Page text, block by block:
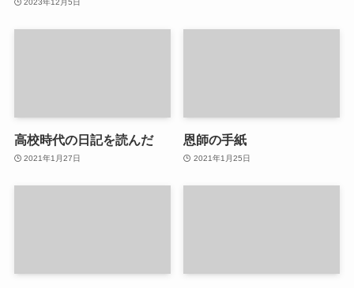
2023年12月5日
高校時代の日記を読んだ
2021年1月27日
恩師の手紙
2021年1月25日